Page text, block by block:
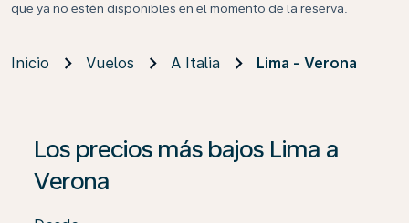
que ya no estén disponibles en el momento de la reserva.
Inicio Vuelos A Italia Lima - Verona
Los precios más bajos Lima a
Verona